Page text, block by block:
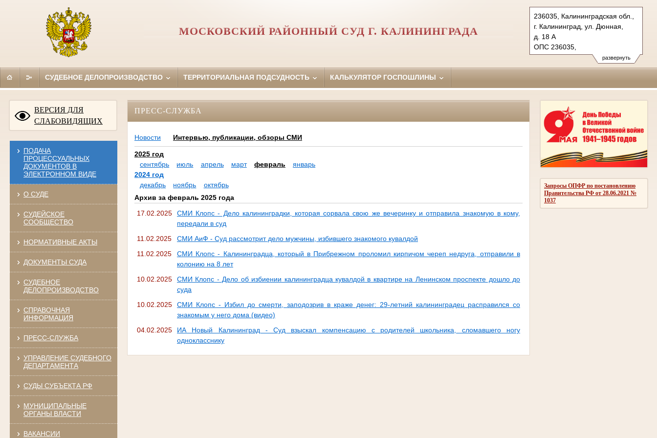
развернуть
236035, Калининградская обл.,
г. Калининград, ул. Дюнная,
д. 18 А
ОПС 236035,
бокс №5063 г. Калининград
Тел.: (4012) 60-56-60, 60-56-
moskovsky.kln@sudrf.ru
МОСКОВСКИЙ РАЙОННЫЙ СУД Г. КАЛИНИНГРАДА
СУДЕБНОЕ ДЕЛОПРОИЗВОДСТВО ТЕРРИТОРИАЛЬНАЯ ПОДСУДНОСТЬ КАЛЬКУЛЯТОР ГОСПОШЛИНЫ
ВЕРСИЯ ДЛЯ
СЛАБОВИДЯЩИХ
ПОДАЧА
ПРОЦЕССУАЛЬНЫХ
ДОКУМЕНТОВ В
ЭЛЕКТРОННОМ ВИДЕ
О СУДЕ
СУДЕЙСКОЕ
СООБЩЕСТВО
НОРМАТИВНЫЕ АКТЫ
ДОКУМЕНТЫ СУДА
СУДЕБНОЕ
ДЕЛОПРОИЗВОДСТВО
СПРАВОЧНАЯ
ИНФОРМАЦИЯ
ПРЕСС-СЛУЖБА
УПРАВЛЕНИЕ СУДЕБНОГО
ДЕПАРТАМЕНТА
СУДЫ СУБЪЕКТА РФ
МУНИЦИПАЛЬНЫЕ
ОРГАНЫ ВЛАСТИ
ВАКАНСИИ
Запросы ОПФР по постановлению
Правительства РФ от 28.06.2021 №
1037
ПРЕСС-СЛУЖБА
Новости Интервью, публикации, обзоры СМИ
2025 год
сентябрь
июль апрель март февраль
январь
2024 год
декабрь
ноябрь
октябрь
Архив за февраль 2025 года
17.02.2025
СМИ Клопс - Дело калининградки, которая сорвала свою же вечеринку и отправила знакомую в кому,
передали в суд
11.02.2025
СМИ АиФ - Суд рассмотрит дело мужчины, избившего знакомого кувалдой
11.02.2025
СМИ Клопс - Калининградца, который в Прибрежном проломил кирпичом череп недруга, отправили в
колонию на 8 лет
10.02.2025
СМИ Клопс - Дело об избиении калининградца кувалдой в квартире на Ленинском проспекте дошло до
суда
10.02.2025
СМИ Клопс - Избил до смерти, заподозрив в краже денег: 29-летний калининградец расправился со
знакомым у него дома (видео)
04.02.2025
ИА Новый Калининград - Суд взыскал компенсацию с родителей школьника, сломавшего ногу
однокласснику